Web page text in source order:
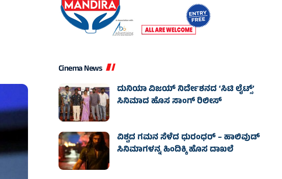
Cinema News
ದುನಿಯಾ ವಿಜಯ್ ನಿರ್ದೇಶನದ ‘ಸಿಟಿ ಲೈಟ್ಸ್’
ಸಿನಿಮಾದ ಹೊಸ ಸಾಂಗ್ ರಿಲೀಸ್
ವಿಶ್ವದ ಗಮನ ಸೆಳೆದ ಧುರಂಧರ್ – ಹಾಲಿವುಡ್‌
ಸಿನಿಮಾಗಳನ್ನ ಹಿಂದಿಕ್ಕಿ ಹೊಸ ದಾಖಲೆ